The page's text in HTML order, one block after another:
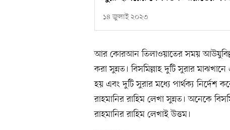
১৪ জুলাই ২০২৩
আর কোরআন তিলাওয়াতের সময়
করা সুন্নত। বিসমিল্লাহ দুটি সুরার
হয় এবং দুটি সুরার মধ্যে পার্থক্য নির্দেশ
রাহমানির রাহিম লেখা সুন্নত। অনেকে
রাহমানির রাহিম লেখাই উত্তম।